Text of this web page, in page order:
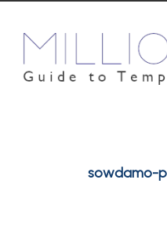
sowdamo-